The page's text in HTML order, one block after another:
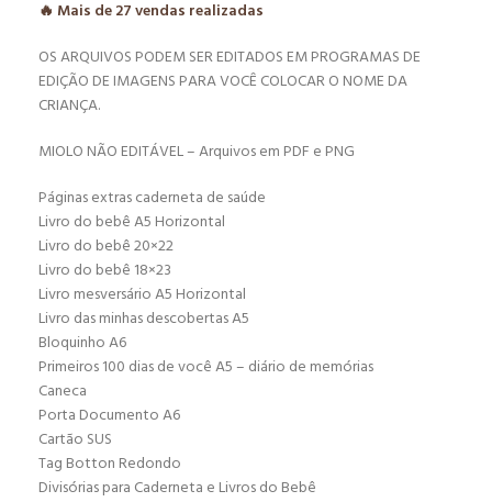
🔥 Mais de27vendas realizadas
OS ARQUIVOS PODEM SER EDITADOS EM PROGRAMAS DE
EDIÇÃO DE IMAGENS PARA VOCÊ COLOCAR O NOME DA
CRIANÇA.
MIOLO NÃO EDITÁVEL – Arquivos em PDF e PNG
Páginas extras caderneta de saúde
Livro do bebê A5 Horizontal
Livro do bebê 20×22
Livro do bebê 18×23
Livro mesversário A5 Horizontal
Livro das minhas descobertas A5
Bloquinho A6
Primeiros 100 dias de você A5 – diário de memórias
Caneca
Porta Documento A6
Cartão SUS
Tag Botton Redondo
Divisórias para Caderneta e Livros do Bebê